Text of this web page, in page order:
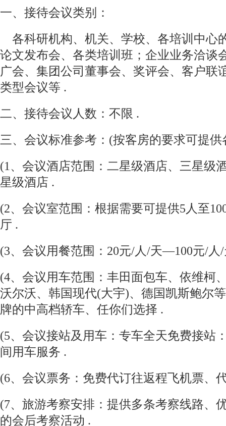
一、接待会议类别：
各科研机构、机关、学校、各培训中心
论文发布会、各类培训班；企业业务洽谈
广会、集团公司董事会、奖评会、客户联
类型会议等 .
二、接待会议人数：不限 .
三、会议标准参考：(按客房的要求可提
(1、会议酒店范围：二星级酒店、三星级
星级酒店 .
(2、会议室范围：根据需要可提供5人至
厅 .
(3、会议用餐范围：20元/人/天—100元/人
(4、会议用车范围：丰田面包车、依维柯
沃尔沃、韩国现代(大宇)、德国凯斯鲍尔
牌的中高档轿车、任你们选择 .
(5、会议接站及用车：专车全天免费接站
间用车服务 .
(6、会议票务：免费代订往返程飞机票、
(7、旅游考察安排：提供多条考察线路、
的会后考察活动 .